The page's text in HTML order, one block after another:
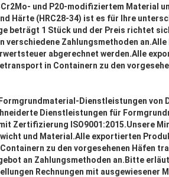
und P20-modifiziertem Material
Härte (HRC28-34) ist es für Ihre
beträgt 1 Stück und der Preis richtet
verschiedene Zahlungsmethoden
abgerechnet werden.Alle
in Containern zu den
Dienstleistungen von
Dienstleistungen für
Zertifizierung ISO9001:2015.Unsere
und Material.Alle exportierten
zu den vorgesehenen Häfen
an Zahlungsmethoden an.Bitte
Rechnungen mit ausgewiesener